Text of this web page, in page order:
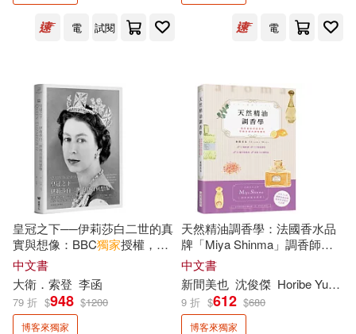
艾可米遊戲(2) 艾瑞．卡爾(2)
莫里斯‧梅特林克(2)
華倫．巴菲特(2)
葛蘭特．莫瑞森(2) 蔡康永(2)
蔡璧名(2) 蔡素芬(2)
蔡詠琳(2) 蔡麗玲(2)
電 試閱 電
皇冠之下──伊莉莎白二世的真
實與想像：BBC獨家授權，見
證女王陛下輝煌一生的影像全
紀錄(中文版
獨家附贈女王生涯
關鍵大事記拉頁年表)
中文書
大衛．索登 李函
79 折 $948 $1200
博客來獨家
天然精油調香學：法國香水品
牌「Miya Shinma」調香師獨
家傳授，教你捕捉香氣意象，
掌握多層次調性變化
中文書
新間美也 沈俊傑 Horibe Yukako
9 折 $612 $680
博客來獨家